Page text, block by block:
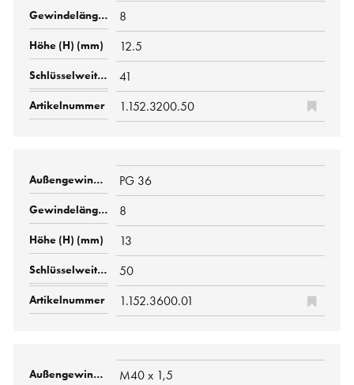
8
12.5
41
1.152.3200.50
PG 36
8
13
50
1.152.3600.01
M40 x 1,5